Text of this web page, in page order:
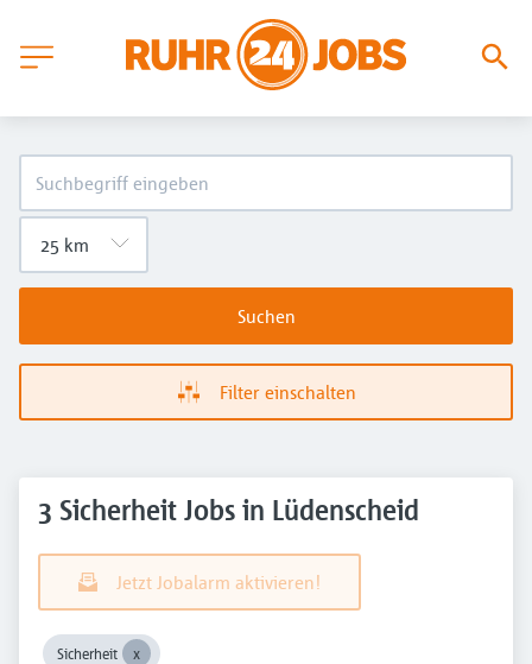
Suchen
Filter einschalten
3 Sicherheit Jobs in Lüdenscheid
Jetzt Jobalarm aktivieren!
Sicherheit